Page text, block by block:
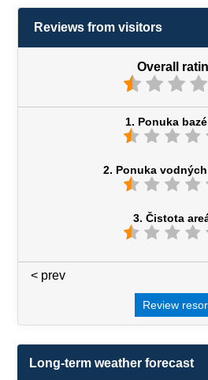
Reviews from visitors
Overall
1. Ponuka
2. Ponuka
3. Čistota
< prev
Review
Long-term weather forecast